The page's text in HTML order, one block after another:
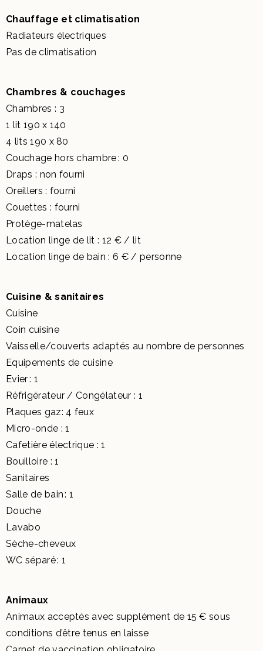
Chauffage et climatisation
Radiateurs électriques
Pas de climatisation
Chambres & couchages
Chambres : 3
1 lit 190 x 140
4 lits 190 x 80
Couchage hors chambre : 0
Draps : non fourni
Oreillers : fourni
Couettes : fourni
Protège-matelas
Location linge de lit : 12 € / lit
Location linge de bain : 6 € / personne
Cuisine & sanitaires
Cuisine
Coin cuisine
Vaisselle/couverts adaptés au nombre de personnes
Equipements de cuisine
Evier : 1
Réfrigérateur / Congélateur : 1
Plaques gaz: 4 feux
Micro-onde : 1
Cafetière électrique : 1
Bouilloire : 1
Sanitaires
Salle de bain : 1
Douche
Lavabo
Sèche-cheveux
WC séparé : 1
Animaux
Animaux acceptés avec supplément de 15 € sous
conditions d’être tenus en laisse